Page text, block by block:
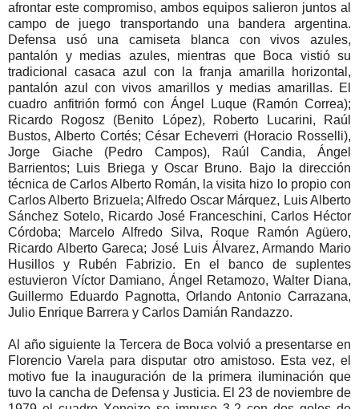
afrontar este compromiso, ambos equipos salieron juntos al
campo de juego transportando una bandera argentina.
Defensa usó una camiseta blanca con vivos azules,
pantalón y medias azules, mientras que Boca vistió su
tradicional casaca azul con la franja amarilla horizontal,
pantalón azul con vivos amarillos y medias amarillas. El
cuadro anfitrión formó con Ángel Luque (Ramón Correa);
Ricardo Rogosz (Benito López), Roberto Lucarini, Raúl
Bustos, Alberto Cortés; César Echeverri (Horacio Rosselli),
Jorge Giache (Pedro Campos), Raúl Candia, Ángel
Barrientos; Luis Briega y Oscar Bruno. Bajo la dirección
técnica de Carlos Alberto Román, la visita hizo lo propio con
Carlos Alberto Brizuela; Alfredo Oscar Márquez, Luis Alberto
Sánchez Sotelo, Ricardo José Franceschini, Carlos Héctor
Córdoba; Marcelo Alfredo Silva, Roque Ramón Agüero,
Ricardo Alberto Gareca; José Luis Álvarez, Armando Mario
Husillos y Rubén Fabrizio. En el banco de suplentes
estuvieron Víctor Damiano, Ángel Retamozo, Walter Diana,
Guillermo Eduardo Pagnotta, Orlando Antonio Carrazana,
Julio Enrique Barrera y Carlos Damián Randazzo.
Al año siguiente la Tercera de Boca volvió a presentarse en
Florencio Varela para disputar otro amistoso. Esta vez, el
motivo fue la inauguración de la primera iluminación que
tuvo la cancha de Defensa y Justicia. El 23 de noviembre de